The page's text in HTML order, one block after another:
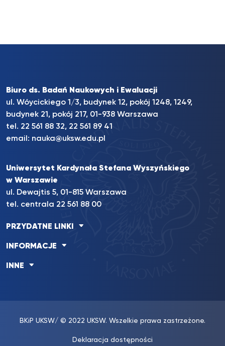
Biuro ds. Badań Naukowych i Ewaluacji
ul. Wóycickiego 1/3, budynek 12, pokój 1248, 1249,
budynek 21, pokój 217, 01-938 Warszawa
tel. 22 561 88 32, 22 561 89 41
email: nauka@uksw.edu.pl
Uniwersytet Kardynała Stefana Wyszyńskiego
w Warszawie
ul. Dewajtis 5, 01-815 Warszawa
tel. centrala 22 561 88 00
PRZYDATNE LINKI
INFORMACJE
INNE
BKiP UKSW/ © 2022 UKSW. Wszelkie prawa zastrzeżone.
Deklaracja dostępności